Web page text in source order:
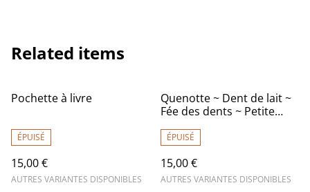
Related items
Pochette à livre
ÉPUISÉ
15,00 €
AUTRES VARIANTES DISPONIBLES
Quenotte ~ Dent de lait ~
Fée des dents ~ Petite
ÉPUISÉ
15,00 €
AUTRES VARIANTES DISPONIBLES